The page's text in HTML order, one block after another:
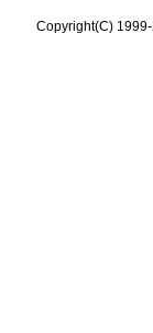
Copyright(C)